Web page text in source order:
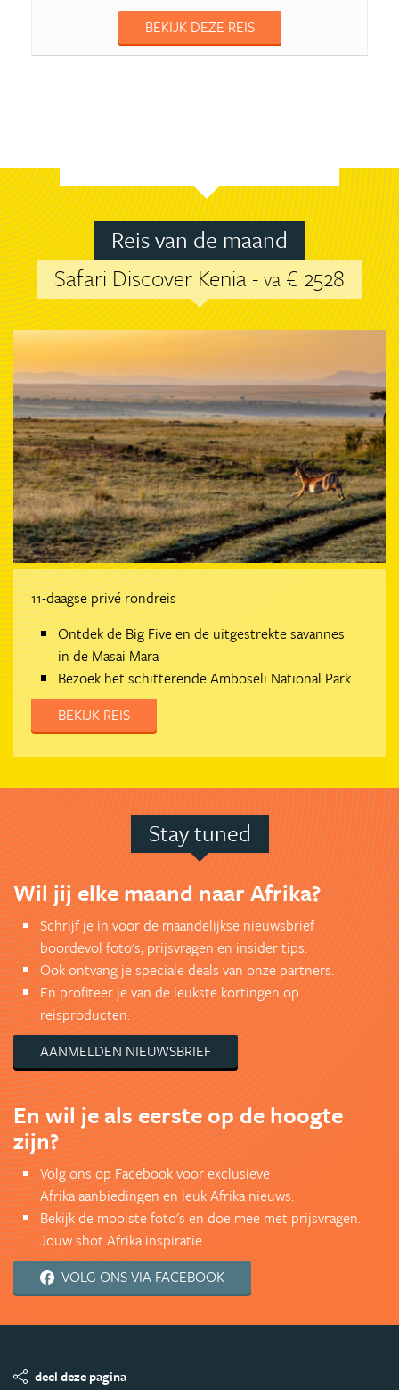
BEKIJK DEZE REIS
Reis van de maand
Safari Discover Kenia -va € 2528
11-daagse privé rondreis
Ontdek de Big Five en de uitgestrekte savannes
in de Masai Mara
Bezoek het schitterende Amboseli National Park
BEKIJK REIS
Stay tuned
Wil jij elke maand naar Afrika?
Schrijf je in voor de maandelijkse nieuwsbrief
boordevol foto's, prijsvragen en insider tips.
Ook ontvang je speciale deals van onze partners.
En profiteer je van de leukste kortingen op
reisproducten.
AANMELDEN NIEUWSBRIEF
En wil je als eerste op de hoogte
zijn?
Volg ons op Facebook voor exclusieve
Afrika aanbiedingen en leuk Afrika nieuws.
Bekijk de mooiste foto's en doe mee met prijsvragen.
Jouw shot Afrika inspiratie.
VOLG ONS VIA FACEBOOK
deel deze pagina